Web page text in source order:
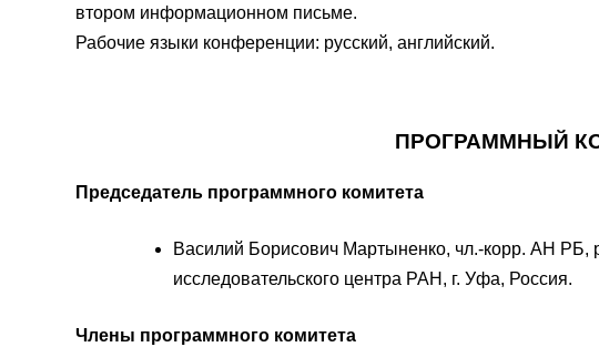
втором информационном письме.
Рабочие языки конференции: русский, английский.
ПРОГРАММНЫЙ
Председатель программного комитета
Василий Борисович Мартыненко, чл.-корр. АН РБ,
исследовательского центра РАН, г. Уфа, Россия.
Члены программного комитета